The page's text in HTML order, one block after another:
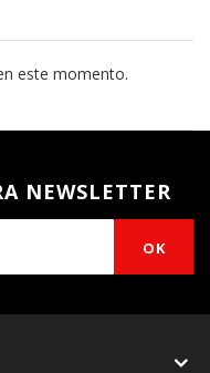
este momento.
NEWSLETTER